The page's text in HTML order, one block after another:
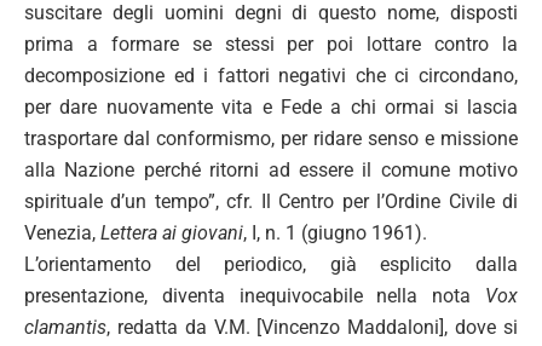
suscitare degli uomini degni di questo nome, disposti
prima a formare se stessi per poi lottare contro la
decomposizione ed i fattori negativi che ci circondano,
per dare nuovamente vita e Fede a chi ormai si lascia
trasportare dal conformismo, per ridare senso e missione
alla Nazione perché ritorni ad essere il comune motivo
spirituale d’un tempo”, cfr. Il Centro per l’Ordine Civile di
Venezia, Lettera ai giovani, I, n. 1 (giugno 1961).
L’orientamento del periodico, già esplicito dalla
presentazione, diventa inequivocabile nella nota Vox
clamantis, redatta da V.M. [Vincenzo Maddaloni], dove si